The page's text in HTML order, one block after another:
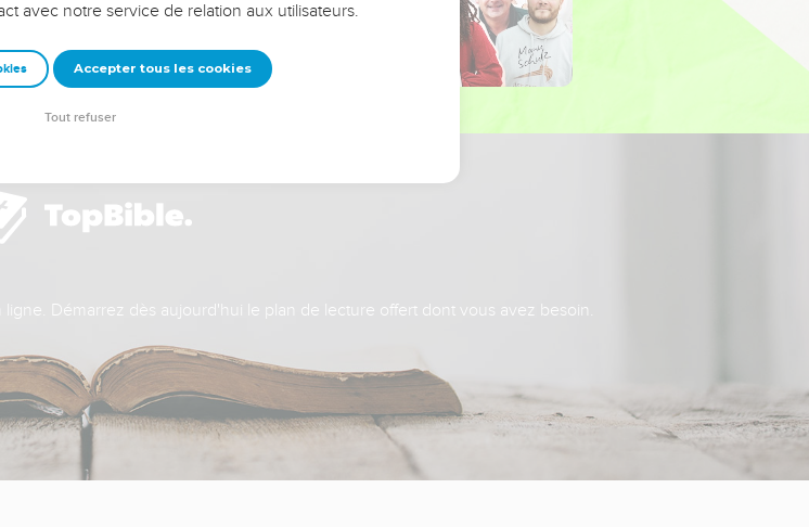
un groupe ou une famille,
Démarrez dès aujourd'hui le plan de lecture offert dont vous avez besoin.
avec notre service de relation aux utilisateurs.
Accepter tous les cookies
Tout refuser